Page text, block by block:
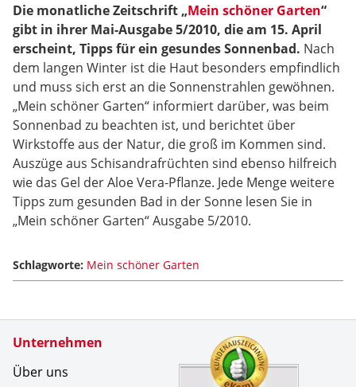
Die monatliche Zeitschrift „Mein schöner Garten“
gibt in ihrer Mai-Ausgabe 5/2010, die am 15. April
erscheint, Tipps für ein gesundes Sonnenbad. Nach
dem langen Winter ist die Haut besonders empfindlich
und muss sich erst an die Sonnenstrahlen gewöhnen.
„Mein schöner Garten“ informiert darüber, was beim
Sonnenbad zu beachten ist, und berichtet über
Wirkstoffe aus der Natur, die groß im Kommen sind.
Auszüge aus Schisandrafrüchten sind ebenso hilfreich
wie das Gel der Aloe Vera-Pflanze. Jede Menge weitere
Tipps zum gesunden Bad in der Sonne lesen Sie in
„Mein schöner Garten“ Ausgabe 5/2010.
Schlagworte: Mein schöner Garten
Unternehmen
Über uns
Zertifikate